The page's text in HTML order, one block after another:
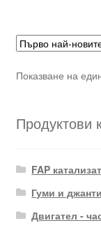
Показване на
Продуктови
FAP
Гуми и джанти
Двигател -